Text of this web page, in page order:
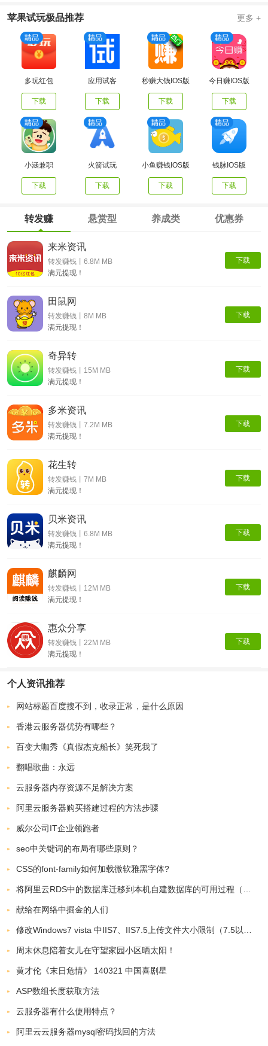
苹果试玩极品推荐 更多 +
多玩红包
下载
应用试客
下载
秒赚大钱IOS版
下载
今日赚IOS版
下载
小涵兼职
下载
火箭试玩
下载
小鱼赚钱IOS版
下载
钱脉IOS版
下载
转发赚 悬赏型 养成类 优惠券
下载
来米资讯
转发赚钱丨6.8M MB
满元提现！
下载
田鼠网
转发赚钱丨8M MB
满元提现！
下载
奇异转
转发赚钱丨15M MB
满元提现！
下载
多米资讯
转发赚钱丨7.2M MB
满元提现！
下载
花生转
转发赚钱丨7M MB
满元提现！
下载
贝米资讯
转发赚钱丨6.8M MB
满元提现！
下载
麒麟网
转发赚钱丨12M MB
满元提现！
下载
惠众分享
转发赚钱丨22M MB
满元提现！
个人资讯推荐
网站标题百度搜不到，收录正常，是什么原因
香港云服务器优势有哪些？
百变大咖秀《真假杰克船长》笑死我了
翻唱歌曲：永远
云服务器内存资源不足解决方案
阿里云服务器购买搭建过程的方法步骤
威尔公司IT企业领跑者
seo中关键词的布局有哪些原则？
CSS的font-family如何加载微软雅黑字体?
将阿里云RDS中的数据库迁移到本机自建数据库的可用过程（RDS数据迁移）
献给在网络中掘金的人们
修改Windows7 vista 中IIS7、IIS7.5上传文件大小限制（7.5以上配置相对简单）
周末休息陪着女儿在守望家园小区晒太阳！
黄才伦《末日危情》 140321 中国喜剧星
ASP数组长度获取方法
云服务器有什么使用特点？
阿里云云服务器mysql密码找回的方法